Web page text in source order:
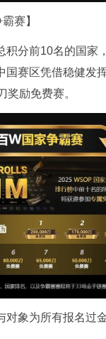
赛】
积分前10名的国家
国赛区凭借稳健发
奖励免费赛。
对象为所有报名过